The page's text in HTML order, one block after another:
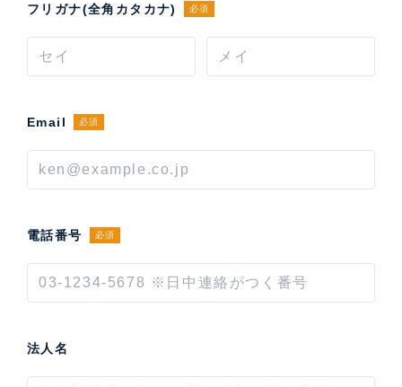
フリガナ(全角カタカナ) 必須
Email 必須
電話番号 必須
法人名